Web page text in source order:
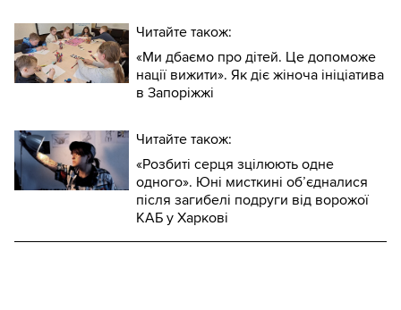
Читайте також:
«Ми дбаємо про дітей. Це допоможе
нації вижити». Як діє жіноча ініціатива
в Запоріжжі
Читайте також:
«Розбиті серця зцілюють одне
одного». Юні мисткині обʼєдналися
після загибелі подруги від ворожої
КАБ у Харкові